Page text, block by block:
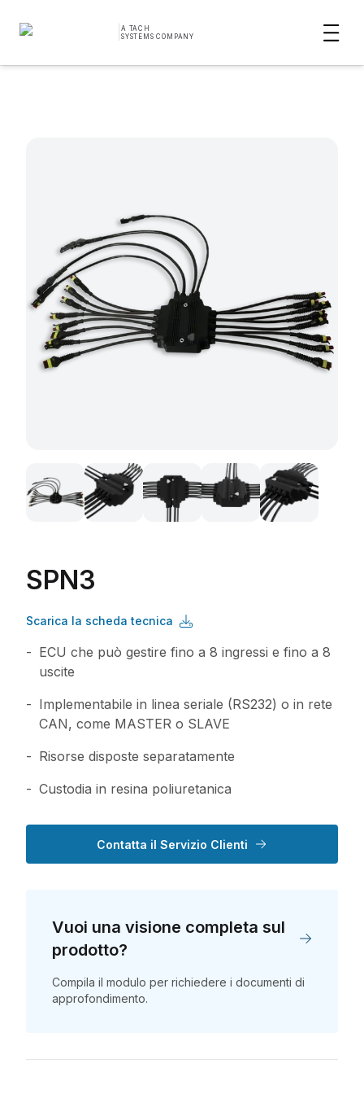
A TACH
SYSTEMS COMPANY
SPN3
Scarica la scheda tecnica
ECU che può gestire fino a 8 ingressi e fino a 8
uscite
Implementabile in linea seriale (RS232) o in rete
CAN, come MASTER o SLAVE
Risorse disposte separatamente
Custodia in resina poliuretanica
Contatta il Servizio Clienti
Vuoi una visione completa sul
prodotto?
Compila il modulo per richiedere i documenti di
approfondimento.